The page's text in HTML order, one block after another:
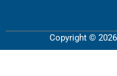
Copyright ©